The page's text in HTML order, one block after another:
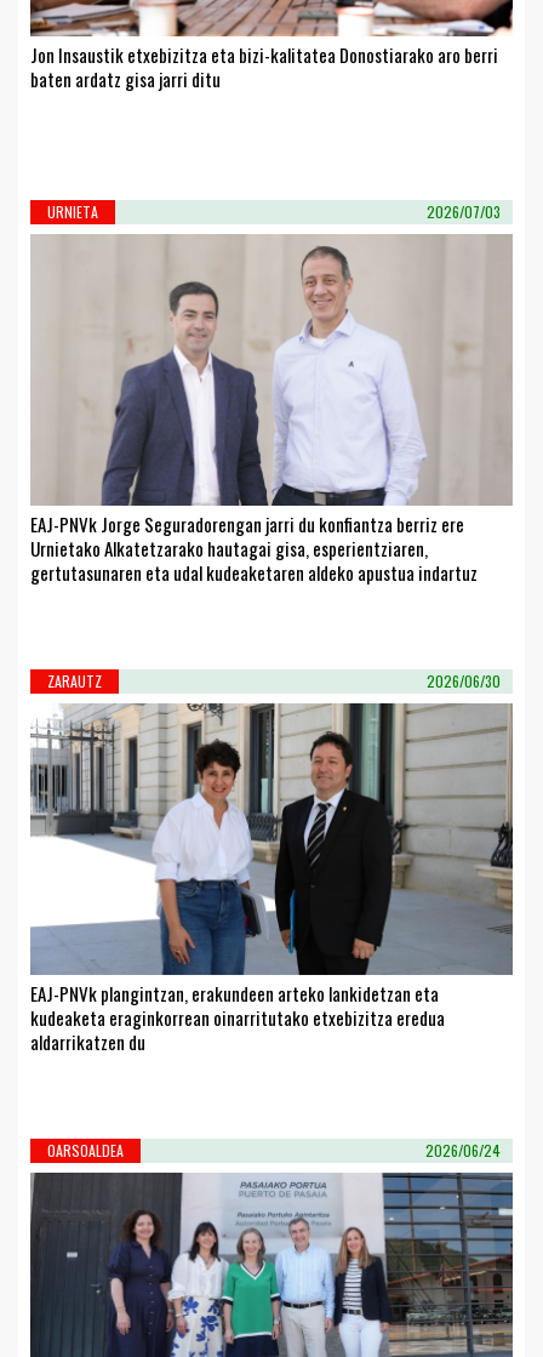
Jon Insaustik etxebizitza eta bizi-kalitatea Donostiarako aro berri
baten ardatz gisa jarri ditu
URNIETA 2026/07/03
EAJ-PNVk Jorge Seguradorengan jarri du konfiantza berriz ere
Urnietako Alkatetzarako hautagai gisa, esperientziaren,
gertutasunaren eta udal kudeaketaren aldeko apustua indartuz
ZARAUTZ 2026/06/30
EAJ-PNVk plangintzan, erakundeen arteko lankidetzan eta
kudeaketa eraginkorrean oinarritutako etxebizitza eredua
aldarrikatzen du
OARSOALDEA 2026/06/24